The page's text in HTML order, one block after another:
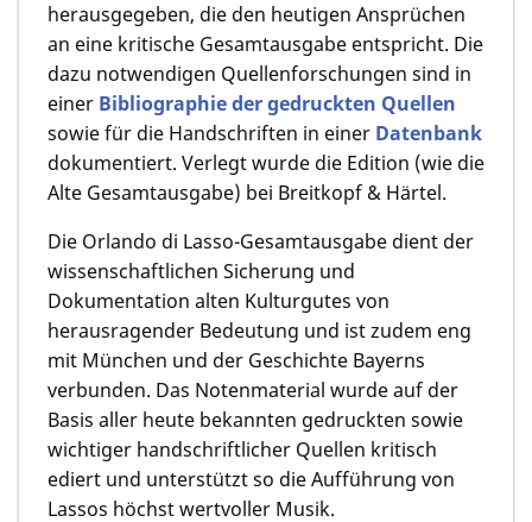
herausgegeben, die den heutigen Ansprüchen
an eine kritische Gesamtausgabe entspricht. Die
dazu notwendigen Quellenforschungen sind in
einer Bibliographie der gedruckten Quellen
sowie für die Handschriften in einer Datenbank
dokumentiert. Verlegt wurde die Edition (wie die
Alte Gesamtausgabe) bei Breitkopf & Härtel.
Die Orlando di Lasso-Gesamtausgabe dient der
wissenschaftlichen Sicherung und
Dokumentation alten Kulturgutes von
herausragender Bedeutung und ist zudem eng
mit München und der Geschichte Bayerns
verbunden. Das Notenmaterial wurde auf der
Basis aller heute bekannten gedruckten sowie
wichtiger handschriftlicher Quellen kritisch
ediert und unterstützt so die Aufführung von
Lassos höchst wertvoller Musik.